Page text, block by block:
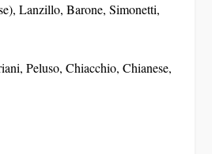
Lanzillo, Barone, Simonetti,
Peluso, Chiacchio, Chianese,